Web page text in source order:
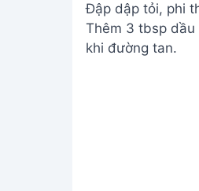
Đập dập tỏi, phi
Thêm 3 tbsp dầu
khi đường tan.